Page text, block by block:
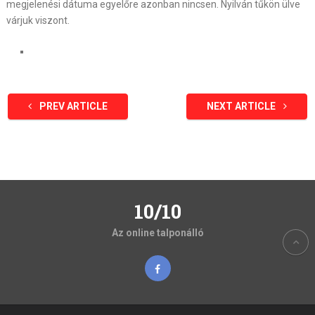
megjelenési dátuma egyelőre azonban nincsen. Nyilván tűkön ülve
várjuk viszont.
PREV ARTICLE NEXT ARTICLE
10/10
Az online talponálló